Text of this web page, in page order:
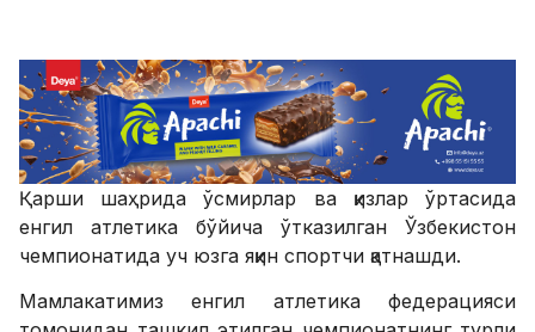
Қарши шаҳрида ўсмирлар ва қизлар ўртасида
енгил атлетика бўйича ўтказилган Ўзбекистон
чемпионатида уч юзга яқин спортчи қатнашди.
Мамлакатимиз енгил атлетика федерацияси